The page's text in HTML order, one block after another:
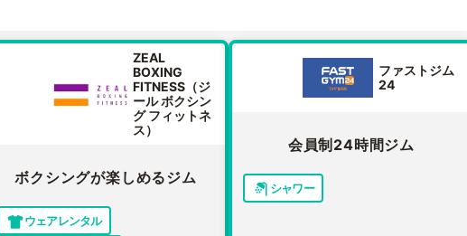
ZEAL
BOXING
FITNESS（ジ
ール ボクシン
グ フィットネ
ス）
ボクシングが楽しめるジム
ウェアレンタル
ファストジム
24
会員制24時間ジム
シャワー